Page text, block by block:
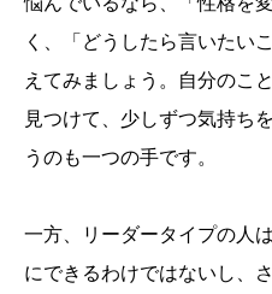
く、「どうしたら言いたい
えてみましょう。自分のこ
見つけて、少しずつ気持ち
うのも一つの手です。
一方、リーダータイプの人
にできるわけではないし、